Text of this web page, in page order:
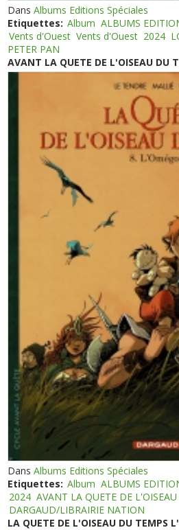
DansAlbums Editions Spéciales
Etiquettes: Album ALBUMS
Vents d'Ouest Vents d'Ouest 2024
PETER PAN
AVANT LA QUETE DE L'OISEAU DU
DansAlbums Editions Spéciales
Etiquettes: Album ALBUMS
2024 AVANT LA QUETE DE
DARGAUD/LIBRAIRIE NATION
LA QUETE DE L'OISEAU DU TEMPS